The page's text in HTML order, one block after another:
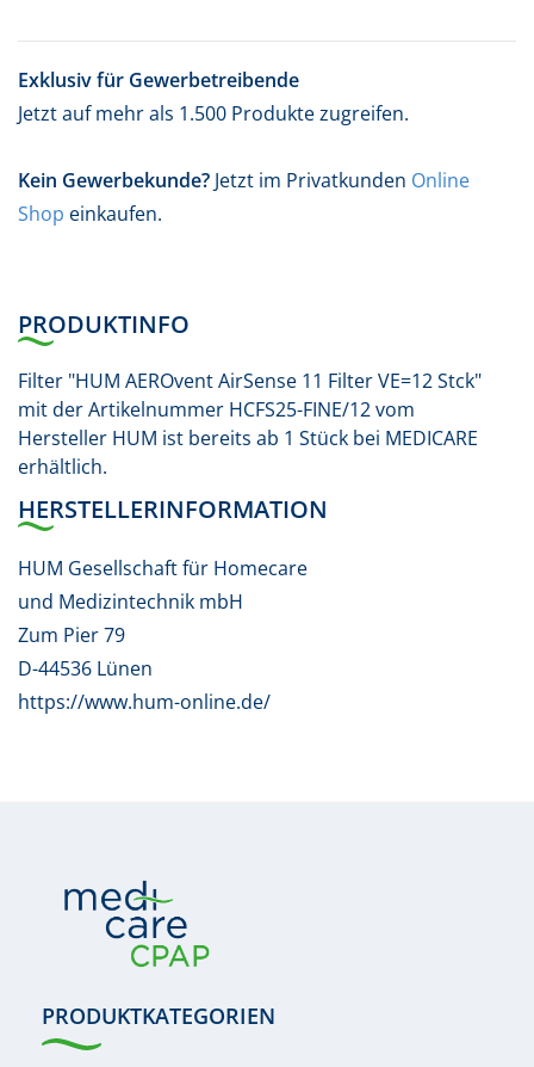
Exklusiv für Gewerbetreibende
Jetzt auf mehr als 1.500 Produkte zugreifen.
Kein Gewerbekunde? Jetzt im Privatkunden Online
Shop einkaufen.
PRODUKTINFO
Filter "HUM AEROvent AirSense 11 Filter VE=12 Stck"
mit der Artikelnummer HCFS25-FINE/12 vom
Hersteller HUM ist bereits ab 1 Stück bei MEDICARE
erhältlich.
HERSTELLERINFORMATION
HUM Gesellschaft für Homecare
und Medizintechnik mbH
Zum Pier 79
D-44536 Lünen
https://www.hum-online.de/
PRODUKTKATEGORIEN